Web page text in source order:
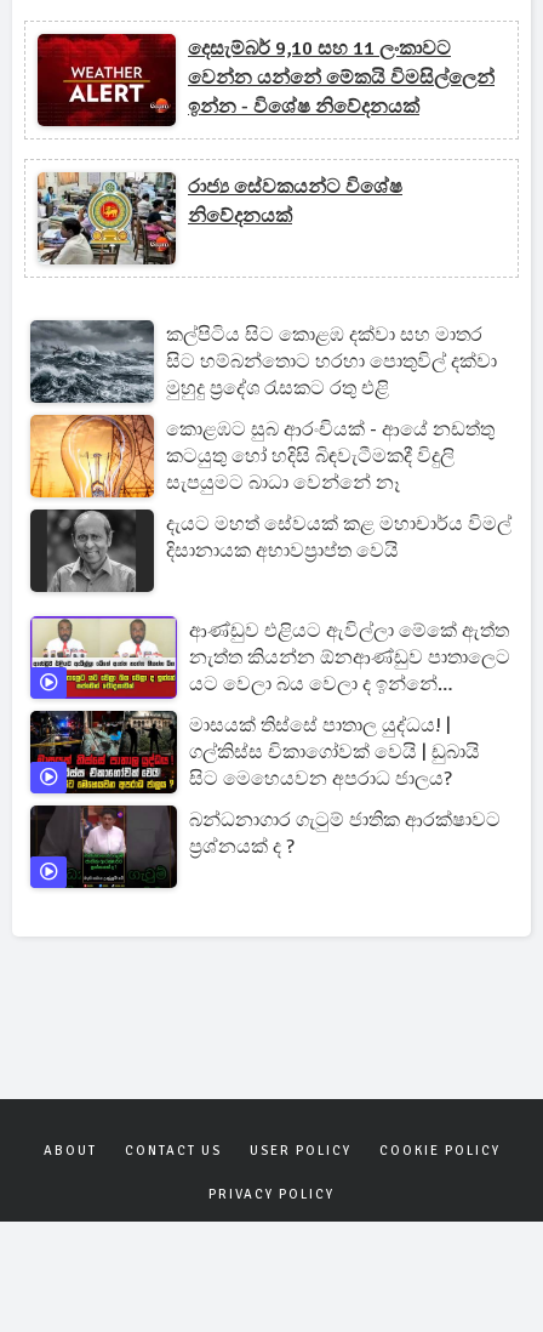
දෙසැම්බර් 9,10 සහ 11 ලංකාවට
වෙන්න යන්නේ මේකයි විමසිල්ලෙන්
ඉන්න - විශේෂ නිවේදනයක්
රාජ්‍ය සේවකයන්ට විශේෂ
නිවේදනයක්
කල්පිටිය සිට කොළඹ දක්වා සහ මාතර
සිට හම්බන්තොට හරහා පොතුවිල් දක්වා
මුහුදු ප්‍රදේශ රැසකට රතු එළි
කොළඹට සුබ ආරංචියක් - ආයේ නඩත්තු
කටයුතු හෝ හදිසි බිඳවැටීමකදී විදුලි
සැපයුමට බාධා වෙන්නේ නෑ
දැයට මහත් සේවයක් කළ මහාචාර්ය විමල්
දිසානායක අභාවප්‍රාප්ත වෙයි
ආණ්ඩුව එළියට ඇවිල්ලා මේකේ ඇත්ත
නැත්ත කියන්න ඕනආණ්ඩුව පාතාලෙට
යට වෙලා බය වෙලා ද ඉන්නේ
සජබෙන් චෝදනාවක්
මාසයක් තිස්සේ පාතාල යුද්ධය! |
ගල්කිස්ස චිකාගෝවක් වෙයි | ඩුබායි
සිට මෙහෙයවන අපරාධ ජාලය?
බන්ධනාගාර ගැටුම් ජාතික ආරක්ෂාවට
ප්‍රශ්නයක් ද ?
ABOUT CONTACT US USER POLICY COOKIE POLICY
PRIVACY POLICY